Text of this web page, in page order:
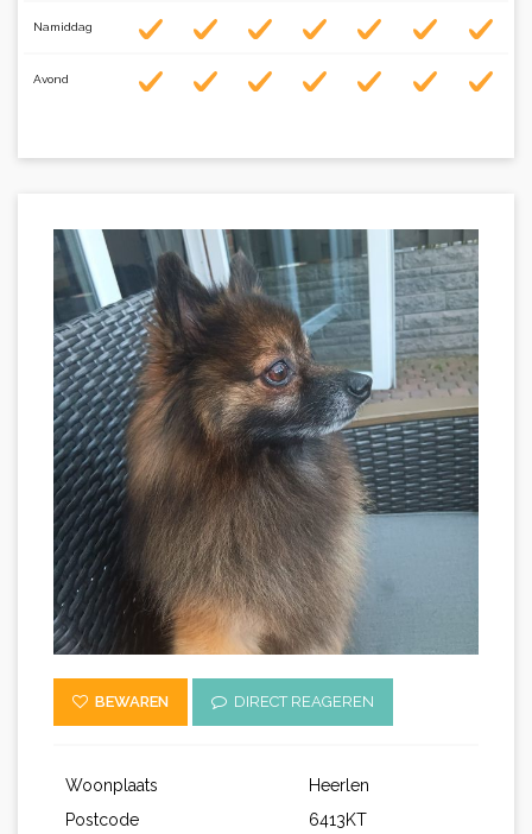
Namiddag
Avond
BEWAREN DIRECT REAGEREN
Woonplaats
Heerlen
Postcode
6413KT